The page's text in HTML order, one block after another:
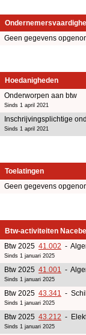
Geen gegevens
Hoedanigheden
Onderworpen aan btw
Sinds 1 april 2021
Inschrijvingsplichtige
Sinds 1 april 2021
Toelatingen
Geen gegevens
Btw-activiteiten
Btw 2025 41.002 -
Sinds 1 januari 2025
Btw 2025 41.001 -
Sinds 1 januari 2025
Btw 2025 43.341 -
Sinds 1 januari 2025
Btw 2025 43.212 -
Sinds 1 januari 2025